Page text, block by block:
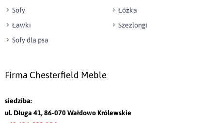
Sofy
Łóżka
Ławki
Szezlongi
Sofy dla psa
Firma Chesterfield Meble
siedziba:
ul. Długa 41, 86-070 Wałdowo Królewskie